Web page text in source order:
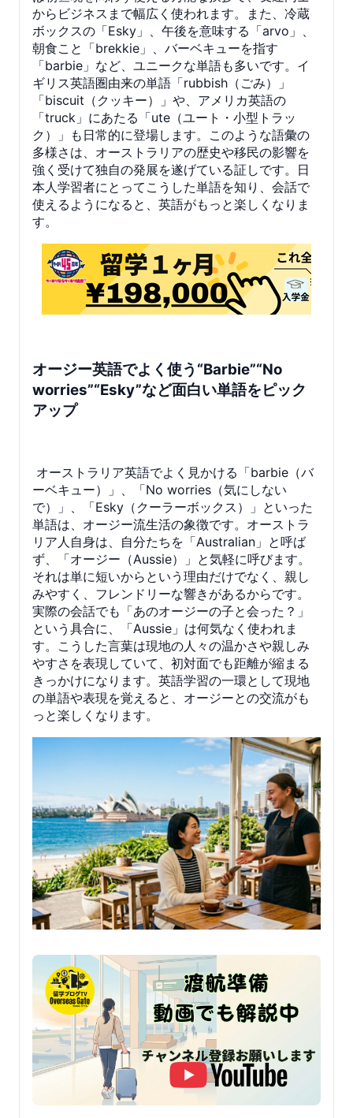
からビジネスまで幅広く使われます。また、冷蔵
ボックスの「Esky」、午後を意味する「arvo」、
朝食こと「brekkie」、バーベキューを指す
「barbie」など、ユニークな単語も多いです。イ
ギリス英語圏由来の単語「rubbish（ごみ）」
「biscuit（クッキー）」や、アメリカ英語の
「truck」にあたる「ute（ユート・小型トラッ
ク）」も日常的に登場します。このような語彙の
多様さは、オーストラリアの歴史や移民の影響を
強く受けて独自の発展を遂げている証しです。日
本人学習者にとってこうした単語を知り、会話で
使えるようになると、英語がもっと楽しくなりま
す。
オージー英語でよく使う“Barbie”“No
worries”“Esky”など面白い単語をピック
アップ
オーストラリア英語でよく見かける「barbie（バ
ーベキュー）」、「No worries（気にしない
で）」、「Esky（クーラーボックス）」といった
単語は、オージー流生活の象徴です。オーストラ
リア人自身は、自分たちを「Australian」と呼ば
ず、「オージー（Aussie）」と気軽に呼びます。
それは単に短いからという理由だけでなく、親し
みやすく、フレンドリーな響きがあるからです。
実際の会話でも「あのオージーの子と会った？」
という具合に、「Aussie」は何気なく使われま
す。こうした言葉は現地の人々の温かさや親しみ
やすさを表現していて、初対面でも距離が縮まる
きっかけになります。英語学習の一環として現地
の単語や表現を覚えると、オージーとの交流がも
っと楽しくなります。